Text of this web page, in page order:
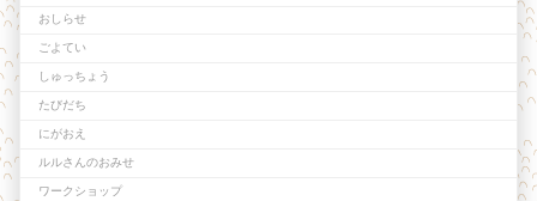
おしらせ
ごよてい
しゅっちょう
たびだち
にがおえ
ルルさんのおみせ
ワークショップ